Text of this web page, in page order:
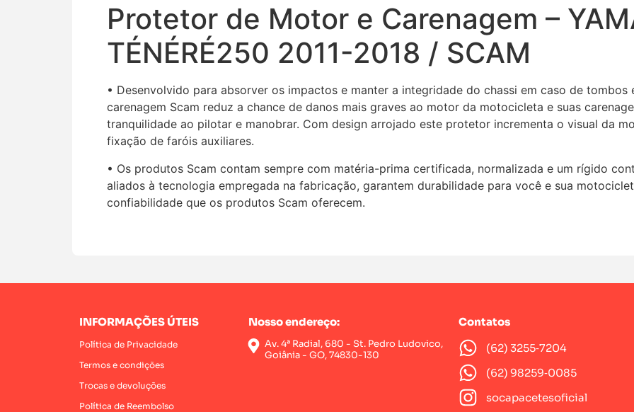
Protetor de Motor e Carenagem –
TÉNÉRÉ250 2011-2018 / SCAM
• Desenvolvido para absorver os impactos e manter a integridade do chassi em caso de
carenagem Scam reduz a chance de danos mais graves ao motor da motocicleta e suas
tranquilidade ao pilotar e manobrar. Com design arrojado este protetor incrementa o visual da
fixação de faróis auxiliares.
• Os produtos Scam contam sempre com matéria-prima certificada, normalizada e um rígido
aliados à tecnologia empregada na fabricação, garantem durabilidade para você e sua
confiabilidade que os produtos Scam oferecem.
INFORMAÇÕES ÚTEIS
Política de Privacidade
Termos e condições
Trocas e devoluções
Política de Reembolso
Nosso endereço:
Av. 4ª Radial, 680 - St. Pedro Ludovico,
Goiânia - GO, 74830-130
Contatos
(62) 3255‑7204‬
(62) 98259‑0085‬
socapacetesoficial